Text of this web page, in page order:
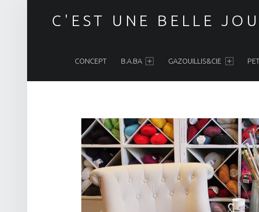
C'EST UNE BELLE
CONCEPT B.A.BA GAZOUILLIS&CIE